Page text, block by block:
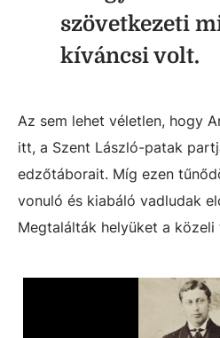
szövetkezeti
kíváncsi volt.
Az sem lehet véletlen, hogy
itt, a Szent László-patak
edzőtáborait. Míg ezen
vonuló és kiabáló vadludak
Megtalálták helyüket a közeli